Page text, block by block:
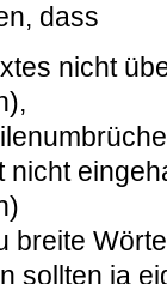
dass
nicht
nicht
breite
sollten ja